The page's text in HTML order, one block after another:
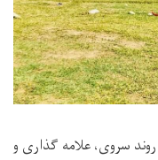
سروی، علامه گذاری و